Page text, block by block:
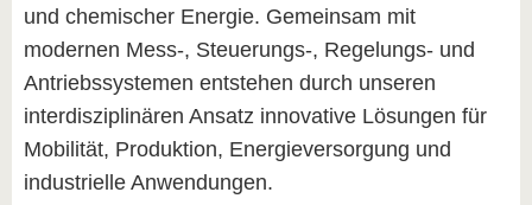
und chemischer Energie. Gemeinsam mit
modernen Mess-, Steuerungs-, Regelungs- und
Antriebssystemen entstehen durch unseren
interdisziplinären Ansatz innovative Lösungen für
Mobilität, Produktion, Energieversorgung und
industrielle Anwendungen.